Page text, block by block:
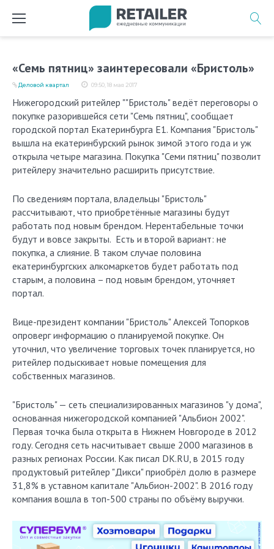
«Семь пятниц» заинтересовали «Бристоль»
09:50, 18 мая 2017
Деловой квартал
Нижегородский ритейлер ""Бристоль" ведёт переговоры о
покупке разорившейся сети "Семь пятниц", сообщает
городской портал Екатеринбурга E1. Компания "Бристоль"
вышла на екатеринбурский рынок зимой этого года и уж
открыла четыре магазина. Покупка "Семи пятниц" позволит
ритейлеру значительно расширить присутствие.
По сведениям портала, владельцы "Бристоль"
рассчитывают, что приобретённые магазины будут
работать под новым брендом. Нерентабельные точки
будут и вовсе закрыты. Есть и второй вариант: не
покупка, а слияние. В таком случае половина
екатеринбургских алкомаркетов будет работать под
старым, а половина – под новым брендом, уточняет
портал.
Вице-президент компании "Бристоль" Алексей Топорков
опроверг информацию о планируемой покупке. Он
уточнил, что увеличение торговых точек планируется, но
ритейлер подыскивает новые помещения для
собственных магазинов.
"Бристоль" — сеть специализированных магазинов "у дома",
основанная нижегородской компанией "Альбион 2002".
Первая точка была открыта в Нижнем Новгороде в 2012
году. Сегодня сеть насчитывает свыше 2000 магазинов в
разных регионах России. Как писал DK.RU, в 2015 году
продуктовый ритейлер "Дикси" приобрёл долю в размере
31,8% в уставном капитале "Альбион-2002". В 2016 году
компания вошла в топ-500 страны по объёму выручки.